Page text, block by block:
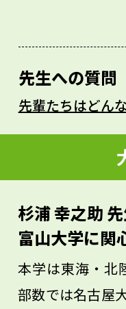
く、雪の残っ
分野に関係す
ば、雷の原因は
電気です。また
くれるのも北
氷に魅力を感
氷を手で触って
てみて湧いてく
いと思います。
先生への質問
先輩たちはどん
杉浦 幸之助
富山大学に関
本学は東海・北
部数では名古屋